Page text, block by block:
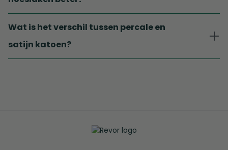
Wat is het verschil tussen percale en
satijn katoen?